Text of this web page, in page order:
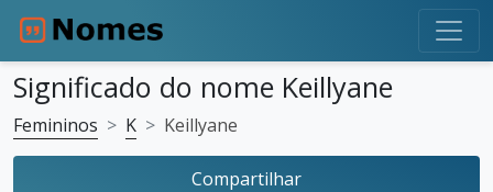
Significado do nome Keillyane
Femininos K Keillyane
Compartilhar